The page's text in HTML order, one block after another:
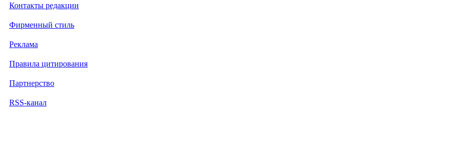
Контакты редакции
Фирменный стиль
Реклама
Правила цитирования
Партнерство
RSS-канал